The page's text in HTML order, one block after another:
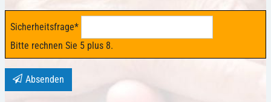
Sicherheitsfrage*
Bitte rechnen Sie 5 plus 8.
Absenden